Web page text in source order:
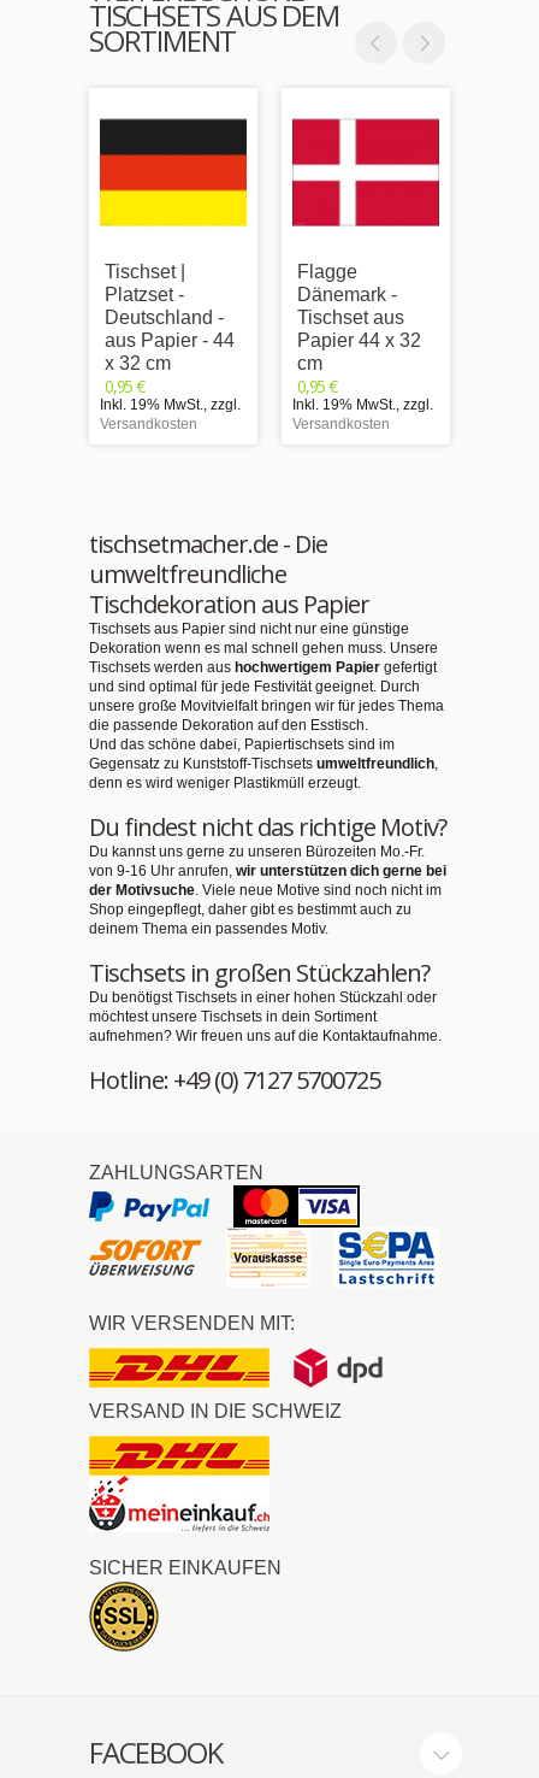
TISCHSETS AUS DEM
SORTIMENT
Tischset |
Platzset -
Deutschland -
aus Papier - 44
x 32 cm
0,95 €
Inkl. 19% MwSt., zzgl.
Versandkosten
Flagge
Dänemark -
Tischset aus
Papier 44 x 32
cm
0,95 €
Inkl. 19% MwSt., zzgl.
Versandkosten
tischsetmacher.de - Die
umweltfreundliche
Tischdekoration aus Papier
Tischsets aus Papier sind nicht nur eine günstige
Dekoration wenn es mal schnell gehen muss. Unsere
Tischsets werden aus hochwertigem Papier gefertigt
und sind optimal für jede Festivität geeignet. Durch
unsere große Movitvielfalt bringen wir für jedes Thema
die passende Dekoration auf den Esstisch.
Und das schöne dabei, Papiertischsets sind im
Gegensatz zu Kunststoff-Tischsets umweltfreundlich,
denn es wird weniger Plastikmüll erzeugt.
Du findest nicht das richtige Motiv?
Du kannst uns gerne zu unseren Bürozeiten Mo.-Fr.
von 9-16 Uhr anrufen, wir unterstützen dich gerne bei
der Motivsuche. Viele neue Motive sind noch nicht im
Shop eingepflegt, daher gibt es bestimmt auch zu
deinem Thema ein passendes Motiv.
Tischsets in großen Stückzahlen?
Du benötigst Tischsets in einer hohen Stückzahl oder
möchtest unsere Tischsets in dein Sortiment
aufnehmen? Wir freuen uns auf die Kontaktaufnahme.
Hotline: +49 (0) 7127 5700725
ZAHLUNGSARTEN
WIR VERSENDEN MIT:
VERSAND IN DIE SCHWEIZ
SICHER EINKAUFEN
FACEBOOK